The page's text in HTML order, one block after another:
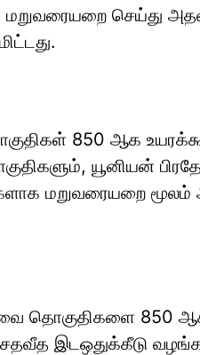
செய்து
850 ஆக
யூனியன்
மறுவரையறை மூலம்
தொகுதிகளை 850 ஆக
இடஒதுக்கீடு